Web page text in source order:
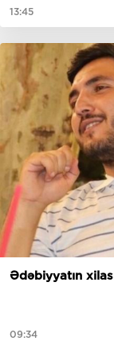
13:45
Ədəbiyyatın
09:34